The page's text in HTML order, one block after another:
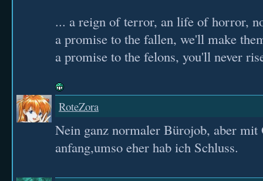
... a reign of terror, an life of horror,
a promise to the fallen, we'll make
a promise to the felons, you'll never
RoteZora
Nein ganz normaler Bürojob, aber
anfang,umso eher hab ich Schluss.